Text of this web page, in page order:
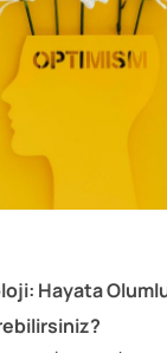
Hayata Olumlu